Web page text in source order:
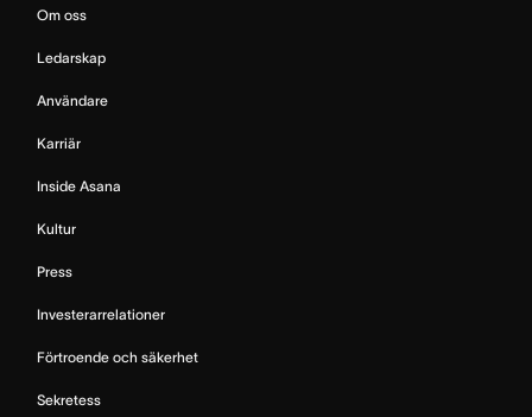
Om oss
Ledarskap
Användare
Karriär
Inside Asana
Kultur
Press
Investerarrelationer
Förtroende och säkerhet
Sekretess